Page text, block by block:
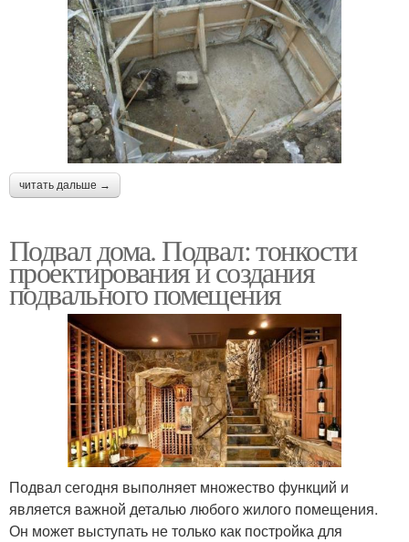
читать дальше →
Подвал дома. Подвал: тонкости
проектирования и создания
подвального помещения
Подвал сегодня выполняет множество функций и
является важной деталью любого жилого помещения.
Он может выступать не только как постройка для